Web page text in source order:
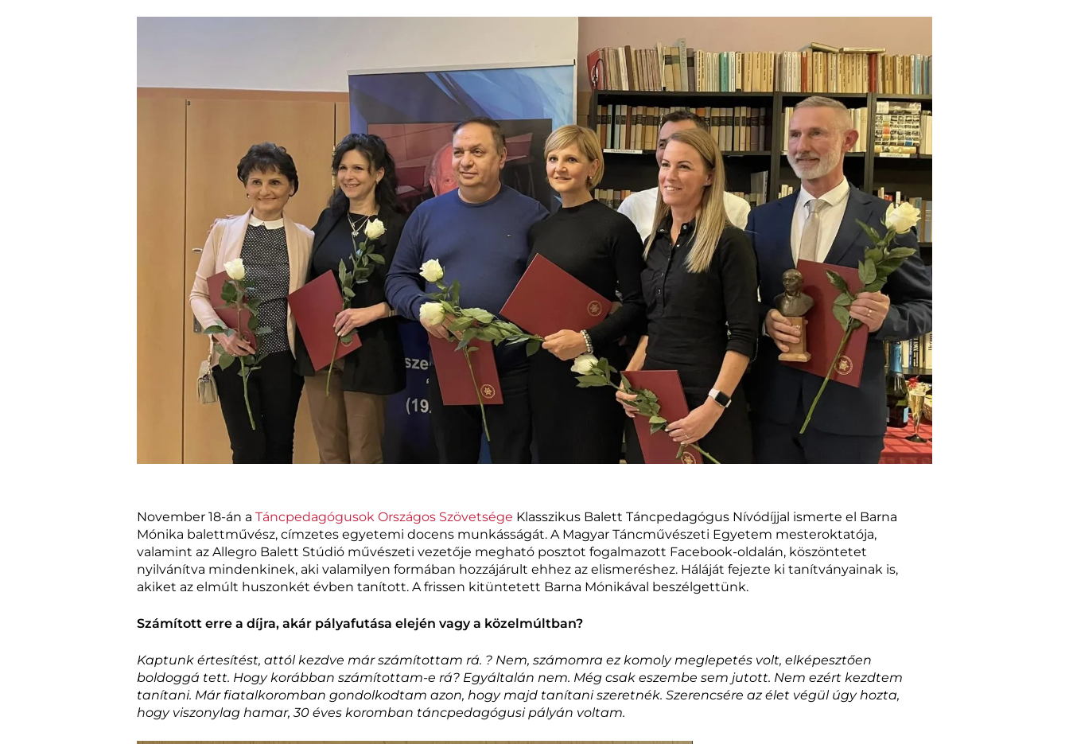
November 18-án a Táncpedagógusok Országos Szövetsége Klasszikus Balett Táncpedagógus Nívódíjjal ismerte el Barna
Mónika balettművész, címzetes egyetemi docens munkásságát. A Magyar Táncművészeti Egyetem mesteroktatója,
valamint az Allegro Balett Stúdió művészeti vezetője megható posztot fogalmazott Facebook-oldalán, köszöntetet
nyilvánítva mindenkinek, aki valamilyen formában hozzájárult ehhez az elismeréshez. Háláját fejezte ki tanítványainak is,
akiket az elmúlt huszonkét évben tanított. A frissen kitüntetett Barna Mónikával beszélgettünk.
Számított erre a díjra, akár pályafutása elején vagy a közelmúltban?
Kaptunk értesítést, attól kezdve már számítottam rá. ? Nem, számomra ez komoly meglepetés volt, elképesztően
boldoggá tett. Hogy korábban számítottam-e rá? Egyáltalán nem. Még csak eszembe sem jutott. Nem ezért kezdtem
tanítani. Már fiatalkoromban gondolkodtam azon, hogy majd tanítani szeretnék. Szerencsére az élet végül úgy hozta,
hogy viszonylag hamar, 30 éves koromban táncpedagógusi pályán voltam.